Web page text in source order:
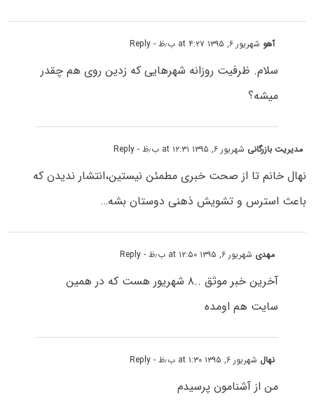
آهو شهریور ۶, ۱۳۹۵ at ۴:۲۷ ب٫ظ - Reply
سلام. ظرفیت روزانه شهرهایی که زدین روی هم چقدر
میشه؟
مدیریت بازرگانی شهریور ۶, ۱۳۹۵ at ۱۲:۳۱ ب٫ظ - Reply
نهال خانم تا از صحت خبری مطمئن نیستین،انتشار ندیدن که
باعث استرس و تشویش ذهنی دوستان بشه…
مهدی شهریور ۶, ۱۳۹۵ at ۱۲:۵۰ ب٫ظ - Reply
آخرین خبر موثق ..۸ شهریور هست که در همین
سایت هم اومده
نهال شهریور ۶, ۱۳۹۵ at ۱:۳۰ ب٫ظ - Reply
من از آشنامون پرسیدم